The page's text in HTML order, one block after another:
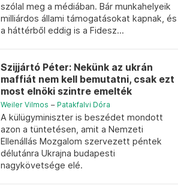
szólal meg a médiában. Bár munkahelyeik
milliárdos állami támogatásokat kapnak, és
a háttérből eddig is a Fidesz...
Szijjártó Péter: Nekünk az ukrán
maffiát nem kell bemutatni, csak ezt
most elnöki szintre emelték
Weiler Vilmos – Patakfalvi Dóra
A külügyminiszter is beszédet mondott
azon a tüntetésen, amit a Nemzeti
Ellenállás Mozgalom szervezett péntek
délutánra Ukrajna budapesti
nagykövetsége elé.